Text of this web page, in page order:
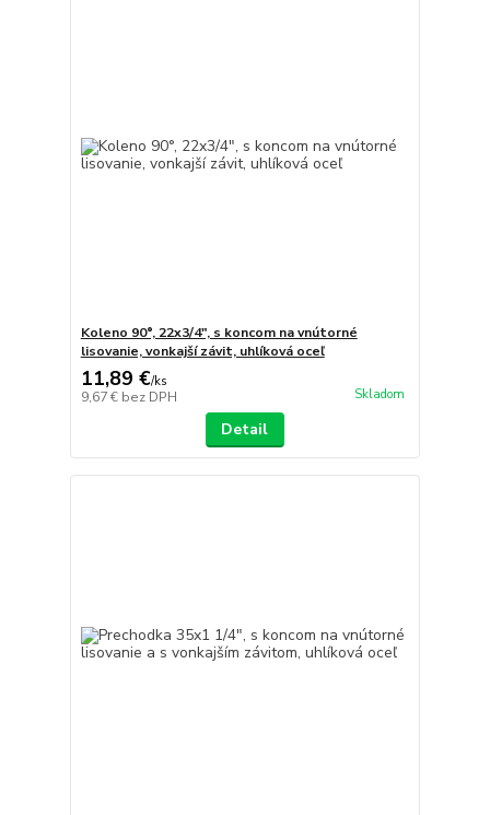
Koleno 90°, 22x3/4", s koncom na vnútorné
lisovanie, vonkajší závit, uhlíková oceľ
11,89 €/ks
9,67 € bez DPH Skladom
Detail